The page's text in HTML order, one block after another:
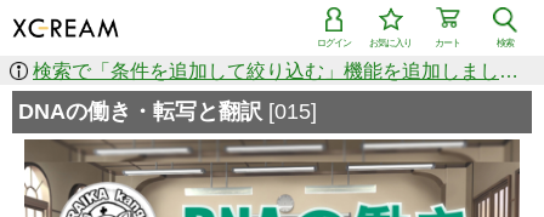
検索
カート
お気に入り
ログイン
検索で「条件を追加して絞り込む」機能を追加しました！
DNAの働き・転写と翻訳 [015]